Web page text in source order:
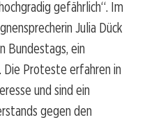
gefährlich“. Im
Julia Dück
Bundestags, ein
Proteste erfahren in
und sind ein
gegen den